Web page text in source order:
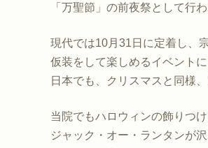
「万聖節」の前夜祭として行
現代では10月31日に定着し、
仮装をして楽しめるイベントに
日本でも、クリスマスと同様
当院でもハロウィンの飾りつけ
ジャック・オー・ランタンが沢